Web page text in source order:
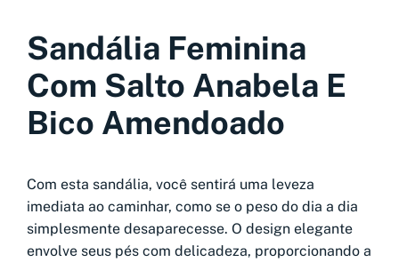
Sandália Feminina
Com Salto Anabela E
Bico Amendoado
Com esta sandália, você sentirá uma leveza
imediata ao caminhar, como se o peso do dia a dia
simplesmente desaparecesse. O design elegante
envolve seus pés com delicadeza, proporcionando a